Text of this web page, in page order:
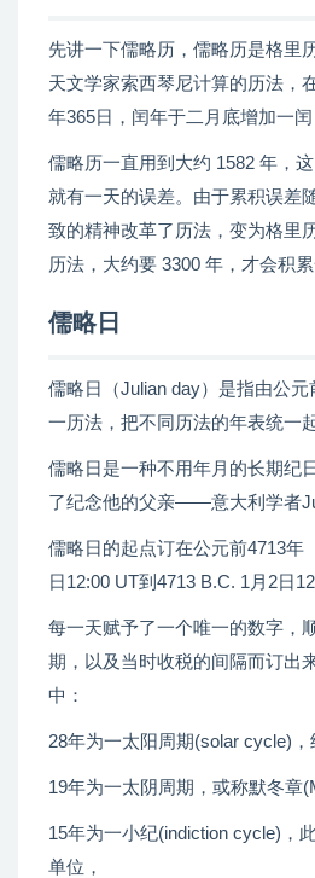
先讲一下儒略历，儒略历是格里
天文学家索西琴尼计算的历法，
年365日，闰年于二月底增加一
儒略历一直用到大约 1582 年，
就有一天的误差。由于累积误差
致的精神改革了历法，变为格里
历法，大约要 3300 年，才会积
儒略日
儒略日（Julian day）是指由公
一历法，把不同历法的年表统一起
儒略日是一种不用年月的长期纪
了纪念他的父亲——意大利学者
儒略日的起点订在公元前4713年
日12:00 UT到4713 B.C. 1月2日
每一天赋予了一个唯一的数字，
期，以及当时收税的间隔而订出
中：
28年为一太阳周期(solar cycle)
19年为一太阴周期，或称默冬章
15年为一小纪(indiction cycle)，
单位，